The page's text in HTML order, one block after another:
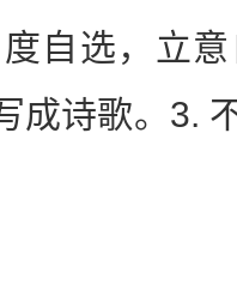
选，立意
成诗歌。3.